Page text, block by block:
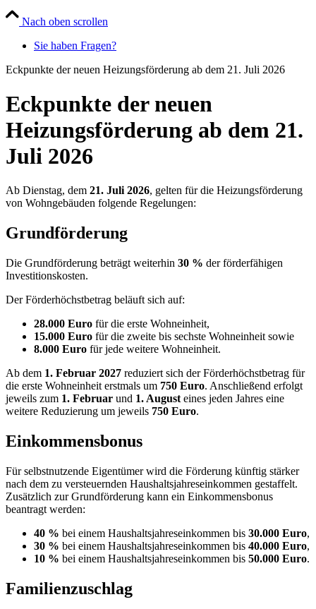
Nach oben scrollen
Sie haben Fragen?
Eckpunkte der neuen Heizungsförderung ab dem 21. Juli 2026
Eckpunkte der neuen
Heizungsförderung ab dem 21.
Juli 2026
Ab Dienstag, dem 21. Juli 2026, gelten für die Heizungsförderung
von Wohngebäuden folgende Regelungen:
Grundförderung
Die Grundförderung beträgt weiterhin 30 % der förderfähigen
Investitionskosten.
Der Förderhöchstbetrag beläuft sich auf:
28.000 Euro für die erste Wohneinheit,
15.000 Euro für die zweite bis sechste Wohneinheit sowie
8.000 Euro für jede weitere Wohneinheit.
Ab dem 1. Februar 2027 reduziert sich der Förderhöchstbetrag für
die erste Wohneinheit erstmals um 750 Euro. Anschließend erfolgt
jeweils zum 1. Februar und 1. August eines jeden Jahres eine
weitere Reduzierung um jeweils 750 Euro.
Einkommensbonus
Für selbstnutzende Eigentümer wird die Förderung künftig stärker
nach dem zu versteuernden Haushaltsjahreseinkommen gestaffelt.
Zusätzlich zur Grundförderung kann ein Einkommensbonus
beantragt werden:
40 % bei einem Haushaltsjahreseinkommen bis 30.000 Euro,
30 % bei einem Haushaltsjahreseinkommen bis 40.000 Euro,
10 % bei einem Haushaltsjahreseinkommen bis 50.000 Euro.
Familienzuschlag